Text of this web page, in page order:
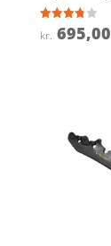
Vurderet
3.8
kr. 695,00